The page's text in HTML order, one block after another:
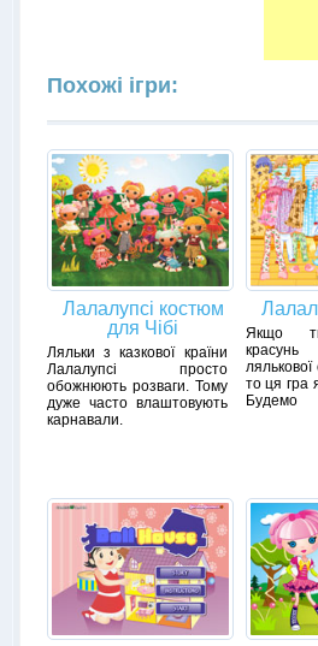
Похожі ігри:
Лалалупсі костюм
для Чібі
Ляльки з казкової країни
Лалалупсі просто
обожнюють розваги. Тому
дуже часто влаштовують
карнавали.
Якщо
красунь
лялькової
то ця гра
Будемо